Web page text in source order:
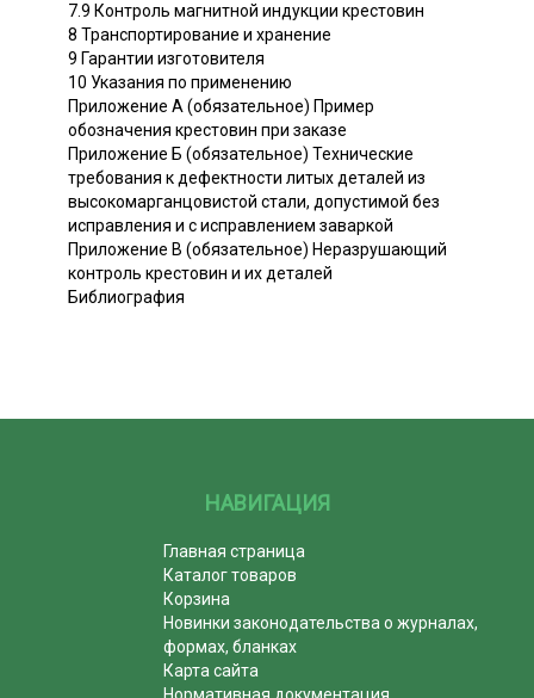
7.9 Контроль магнитной индукции крестовин
8 Транспортирование и хранение
9 Гарантии изготовителя
10 Указания по применению
Приложение А (обязательное) Пример
обозначения крестовин при заказе
Приложение Б (обязательное) Технические
требования к дефектности литых деталей из
высокомарганцовистой стали, допустимой без
исправления и с исправлением заваркой
Приложение В (обязательное) Неразрушающий
контроль крестовин и их деталей
Библиография
НАВИГАЦИЯ
Главная страница
Каталог товаров
Корзина
Новинки законодательства о журналах,
формах, бланках
Карта сайта